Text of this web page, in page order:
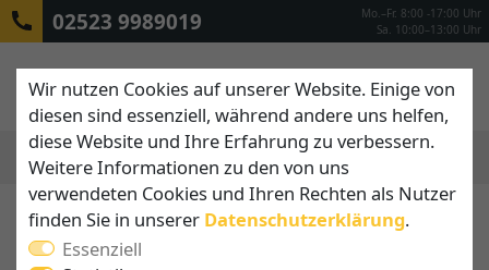
02523 9989019
Mo.–Fr. 8:00 -17:00 Uhr
Sa. 10:00–13:00 Uhr
Somfy - Hochwertige Antriebs-
Wir nutzen Cookies auf unserer Website. Einige von
diesen sind essenziell, während andere uns helfen,
diese Website und Ihre Erfahrung zu verbessern.
Weitere Informationen zu den von uns
verwendeten Cookies und Ihren Rechten als Nutzer
finden Sie in unserer Daten­schutz­erklärung.
Essenziell